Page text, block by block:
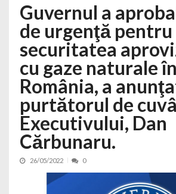
Guvernul a
de urgenţă pentru
securitatea
cu gaze naturale în
România, a
purtătorul de
Executivului, Dan
Cărbunaru.
26/05/2022 0